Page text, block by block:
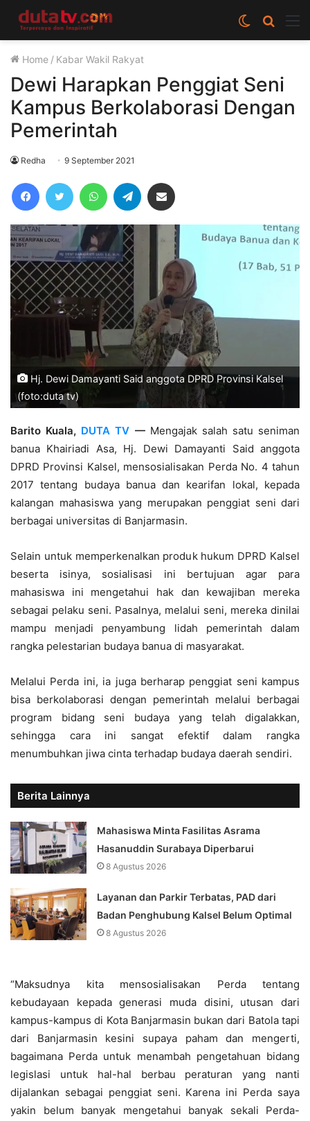
Cari
berita
Switch
skin
Home / Kabar Wakil Rakyat
Dewi Harapkan Penggiat Seni
Kampus Berkolaborasi Dengan
Pemerintah
Redha 9 September 2021
FacebookTwitter WhatsAppTelegram
Hj. Dewi Damayanti Said anggota DPRD Provinsi Kalsel
(foto:duta tv)
Barito Kuala, DUTA TV — Mengajak salah satu seniman
banua Khairiadi Asa, Hj. Dewi Damayanti Said anggota
DPRD Provinsi Kalsel, mensosialisakan Perda No. 4 tahun
2017 tentang budaya banua dan kearifan lokal, kepada
kalangan mahasiswa yang merupakan penggiat seni dari
berbagai universitas di Banjarmasin.
Selain untuk memperkenalkan produk hukum DPRD Kalsel
beserta isinya, sosialisasi ini bertujuan agar para
mahasiswa ini mengetahui hak dan kewajiban mereka
sebagai pelaku seni. Pasalnya, melalui seni, mereka dinilai
mampu menjadi penyambung lidah pemerintah dalam
rangka pelestarian budaya banua di masyarakat.
Melalui Perda ini, ia juga berharap penggiat seni kampus
bisa berkolaborasi dengan pemerintah melalui berbagai
program bidang seni budaya yang telah digalakkan,
sehingga cara ini sangat efektif dalam rangka
menumbuhkan jiwa cinta terhadap budaya daerah sendiri.
Berita Lainnya
Mahasiswa Minta Fasilitas Asrama
Hasanuddin Surabaya Diperbarui
8 Agustus 2026
Layanan dan Parkir Terbatas, PAD dari
Badan Penghubung Kalsel Belum Optimal
8 Agustus 2026
“Maksudnya kita mensosialisakan Perda tentang
kebudayaan kepada generasi muda disini, utusan dari
kampus-kampus di Kota Banjarmasin bukan dari Batola tapi
dari Banjarmasin kesini supaya paham dan mengerti,
bagaimana Perda untuk menambah pengetahuan bidang
legislasi untuk hal-hal berbau peraturan yang nanti
dijalankan sebagai penggiat seni. Karena ini Perda saya
yakin belum banyak mengetahui banyak sekali Perda-